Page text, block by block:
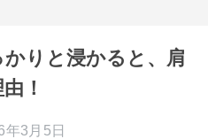
りと浸かると、肩
！
年3月5日